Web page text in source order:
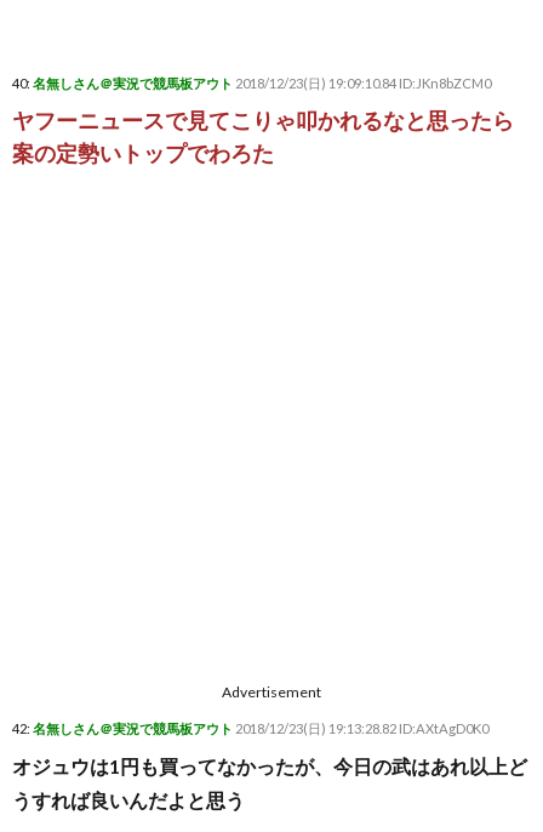
40: 名無しさん＠実況で競馬板アウト 2018/12/23(日) 19:09:10.84 ID:JKn8bZCM0
ヤフーニュースで見てこりゃ叩かれるなと思ったら
案の定勢いトップでわろた
Advertisement
42: 名無しさん＠実況で競馬板アウト 2018/12/23(日) 19:13:28.82 ID:AXtAgD0K0
オジュウは1円も買ってなかったが、今日の武はあれ以上ど
うすれば良いんだよと思う